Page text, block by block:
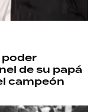
poder
de su papá
campeón